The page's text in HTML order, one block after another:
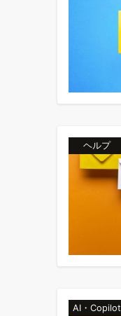
ヘルプ
AI・Copilot